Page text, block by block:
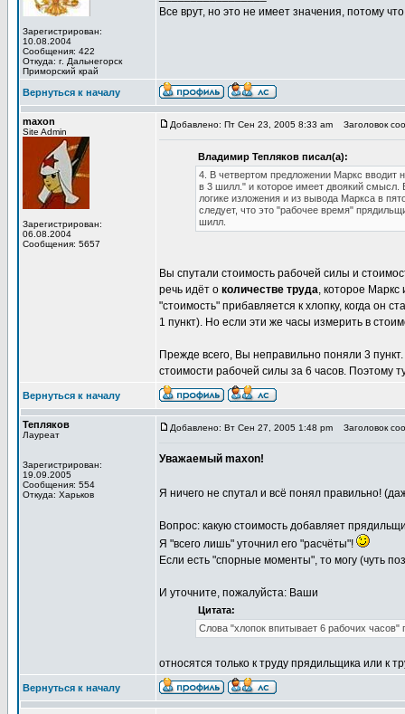
Зарегистрирован:
10.08.2004
Сообщения: 422
Откуда: г. Дальнегорск
Приморский край
Все врут, но это не имеет значения, потому
Вернуться к началу
maxon
Site Admin
Зарегистрирован:
06.08.2004
Сообщения: 5657
Добавлено: Пт Сен 23, 2005 8:33 am Заголовок
Владимир Тепляков писал(а):
4. В четвертом предложении Маркс вводит
в 3 шилл." и которое имеет двоякий смысл.
логике изложения и из вывода Маркса в
следует, что это "рабочее время"
шилл.
Вы спутали стоимость рабочей силы и
речь идёт о количестве труда, которое
"стоимость" прибавляется к хлопку, когда он
1 пункт). Но если эти же часы измерить в
Прежде всего, Вы неправильно поняли 3
стоимости рабочей силы за 6 часов. Поэтому
Вернуться к началу
Тепляков
Лауреат
Зарегистрирован:
19.09.2005
Сообщения: 554
Откуда: Харьков
Добавлено: Вт Сен 27, 2005 1:48 pm Заголовок
Уважаемый maxon!
Я ничего не спутал и всё понял правильно!
Вопрос: какую стоимость добавляет
Я "всего лишь" уточнил его "расчёты"!
Если есть "спорные моменты", то могу (чуть
И уточните, пожалуйста: Ваши
Цитата:
Слова "хлопок впитывает 6 рабочих часов"
относятся только к труду прядильщика или к
Вернуться к началу